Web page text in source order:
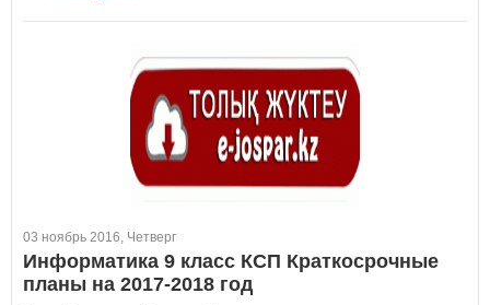
03 ноябрь 2016, Четверг
Информатика 9 класс КСП Краткосрочные
планы на 2017-2018 год